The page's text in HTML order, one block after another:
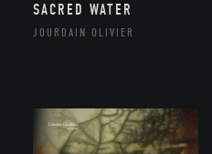
SACRED WATER
JOURDAIN OLIVIER